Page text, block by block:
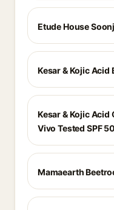
Etude House
Kesar & Kojic Acid
Kesar & Kojic Acid
Vivo Tested SPF
Mamaearth